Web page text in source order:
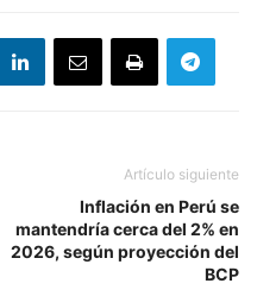
Artículo siguiente
Inflación en Perú se
mantendría cerca del 2% en
2026, según proyección del
BCP